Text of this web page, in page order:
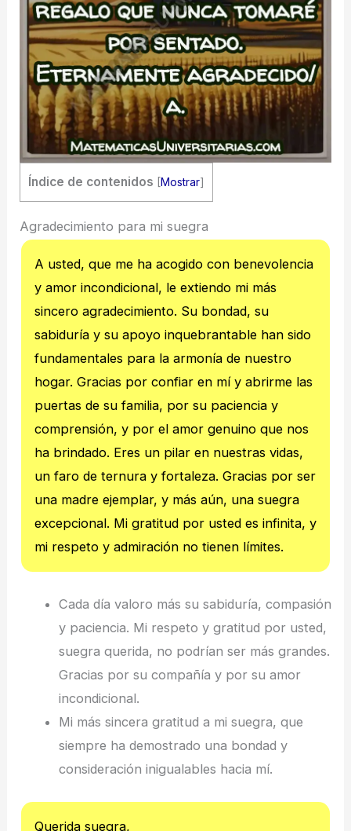
Índice de contenidos [Mostrar]
Agradecimiento para mi suegra
A usted, que me ha acogido con benevolencia
y amor incondicional, le extiendo mi más
sincero agradecimiento. Su bondad, su
sabiduría y su apoyo inquebrantable han sido
fundamentales para la armonía de nuestro
hogar. Gracias por confiar en mí y abrirme las
puertas de su familia, por su paciencia y
comprensión, y por el amor genuino que nos
ha brindado. Eres un pilar en nuestras vidas,
un faro de ternura y fortaleza. Gracias por ser
una madre ejemplar, y más aún, una suegra
excepcional. Mi gratitud por usted es infinita, y
mi respeto y admiración no tienen límites.
Cada día valoro más su sabiduría, compasión
y paciencia. Mi respeto y gratitud por usted,
suegra querida, no podrían ser más grandes.
Gracias por su compañía y por su amor
incondicional.
Mi más sincera gratitud a mi suegra, que
siempre ha demostrado una bondad y
consideración inigualables hacia mí.
Querida suegra,